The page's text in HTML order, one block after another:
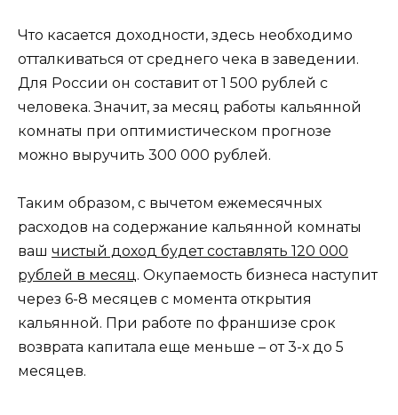
Что касается доходности, здесь необходимо
отталкиваться от среднего чека в заведении.
Для России он составит от 1 500 рублей с
человека. Значит, за месяц работы кальянной
комнаты при оптимистическом прогнозе
можно выручить 300 000 рублей.
Таким образом, с вычетом ежемесячных
расходов на содержание кальянной комнаты
ваш чистый доход будет составлять 120 000
рублей в месяц . Окупаемость бизнеса наступит
через 6-8 месяцев с момента открытия
кальянной. При работе по франшизе срок
возврата капитала еще меньше – от 3-х до 5
месяцев.